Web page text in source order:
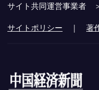
サイト共同運営事業者
サイトポリシー ｜ 著